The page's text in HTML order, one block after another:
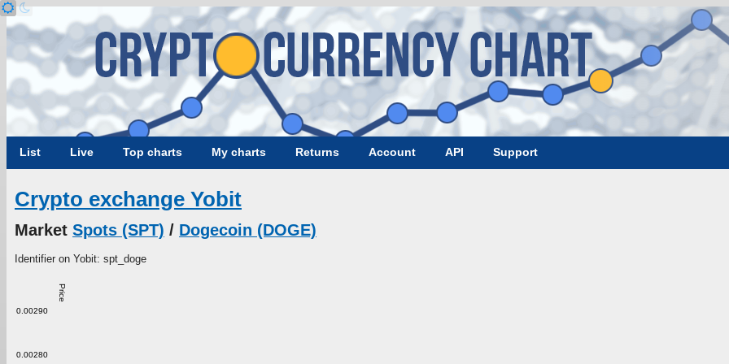
List Live Top charts My charts Returns Account API Support
Crypto exchange Yobit
Market Spots (SPT) / Dogecoin (DOGE)
Identifier on Yobit: spt_doge
Price
0.00280
0.00290